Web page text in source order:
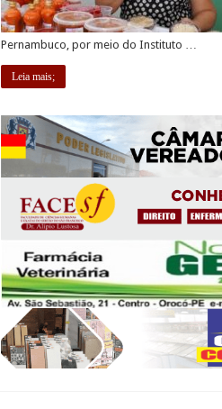
Pernambuco, por meio do Instituto …
Leia mais;